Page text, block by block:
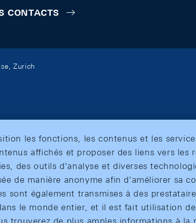
CONTACTS
Zurich
les fonctions, les contenus et les
affichés et proposer des liens vers les
des outils d'analyse et diverses
de manière anonyme afin d'améliorer sa
sont également transmises à des
le monde entier, et il est fait utilisation